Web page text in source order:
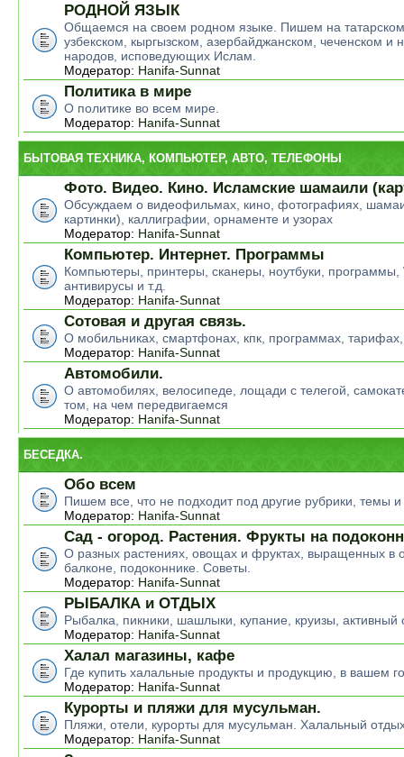
РОДНОЙ ЯЗЫК
Общаемся на своем родном языке. Пишем на
узбекском, кыргызском, азербайджанском, чеченском и
народов, исповедующих Ислам.
Модератор: Hanifa-Sunnat
Политика в мире
О политике во всем мире.
Модератор: Hanifa-Sunnat
БЫТОВАЯ ТЕХНИКА, КОМПЬЮТЕР, АВТО, ТЕЛЕФОНЫ
Фото. Видео. Кино. Исламские шамаили
Обсуждаем о видеофильмах, кино, фотографиях,
картинки), каллиграфии, орнаменте и узорах
Модератор: Hanifa-Sunnat
Компьютер. Интернет. Программы
Компьютеры, принтеры, сканеры, ноутбуки, программы,
антивирусы и т.д.
Модератор: Hanifa-Sunnat
Сотовая и другая связь.
О мобильниках, смартфонах, кпк, программах, тарифах,
Модератор: Hanifa-Sunnat
Автомобили.
О автомобилях, велосипеде, лощади с телегой,
том, на чем передвигаемся
Модератор: Hanifa-Sunnat
БЕСЕДКА.
Обо всем
Пишем все, что не подходит под другие рубрики, темы
Модератор: Hanifa-Sunnat
Сад - огород. Растения. Фрукты на
О разных растениях, овощах и фруктах, выращенных в
балконе, подоконнике. Советы.
Модератор: Hanifa-Sunnat
РЫБАЛКА и ОТДЫХ
Рыбалка, пикники, шашлыки, купание, круизы, активный
Модератор: Hanifa-Sunnat
Халал магазины, кафе
Где купить халальные продукты и продукцию, в вашем
Модератор: Hanifa-Sunnat
Курорты и пляжи для мусульман.
Пляжи, отели, курорты для мусульман. Халальный
Модератор: Hanifa-Sunnat